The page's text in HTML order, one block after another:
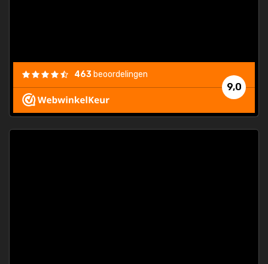
9,0
463 beoordelingen